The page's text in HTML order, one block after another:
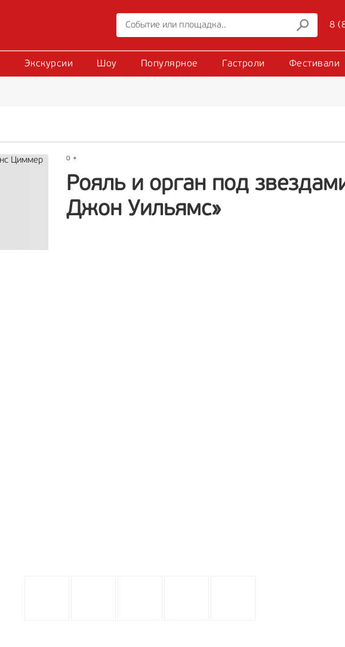
8
Экскурсии Шоу Популярное Гастроли Фестивали
0 +
Рояль и орган под
Джон Уильямс»